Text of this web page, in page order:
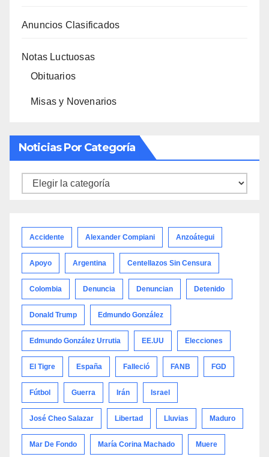
Anuncios Clasificados
Notas Luctuosas
Obituarios
Misas y Novenarios
Noticias Por Categoría
Noticias
Accidente Alexander Compiani Anzoátegui
Apoyo Argentina Centellazos Sin Censura
Colombia Denuncia Denuncian Detenido
Donald Trump Edmundo González
Edmundo González Urrutia EE.UU Elecciones
El Tigre España Falleció FANB FGD
Fútbol Guerra Irán Israel
José Cheo Salazar Libertad Lluvias Maduro
Mar De Fondo María Corina Machado Muere